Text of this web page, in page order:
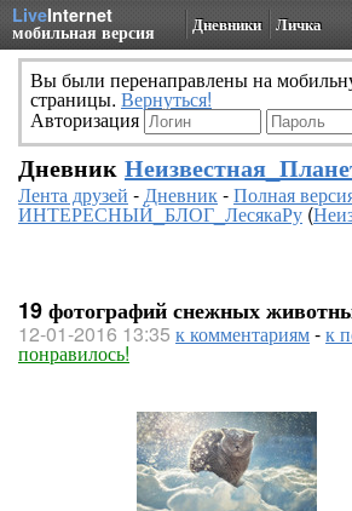
LiveInternet
мобильная версия Дневники Личка
Вы были перенаправлены на
страницы. Вернуться!
Авторизация
Дневник
Лента друзей -Дневник-Полная
ИНТЕРЕСНЫЙ_БЛОГ_ЛесякаРу(
19 фотографий снежных
12-01-2016 13:35 к комментариям-к
понравилось!